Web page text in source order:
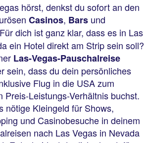
hörst, denkst du sofort an den
Casinos, Bars und
dich ist ganz klar, dass es in Las
ein Hotel direkt am Strip sein soll?
Las-Vegas-Pauschalreise
sein, dass du dein persönliches
Flug in die USA zum
Preis-Leistungs-Verhältnis buchst.
nötige Kleingeld für Shows,
und Casinobesuche in deinem
nach Las Vegas in Nevada